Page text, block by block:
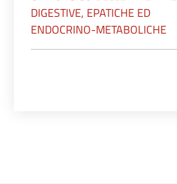
DIGESTIVE, EPATICHE ED
ENDOCRINO-METABOLICHE